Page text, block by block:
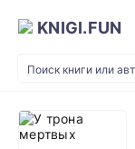
KNIGI.FUN